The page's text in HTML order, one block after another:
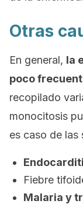
Otras
En general, la
poco
recopilado
monocitosis
es caso de las
Fiebre
Malaria y